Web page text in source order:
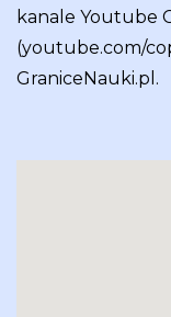
kanale Youtube
(youtube.com/
GraniceNauki.pl.